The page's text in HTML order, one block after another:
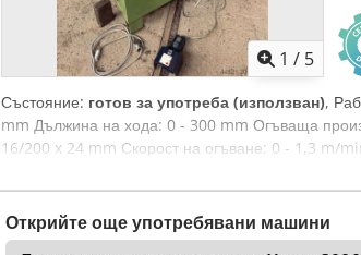
1 / 5
Състояние: готов за употреба (използван),
mm Дължина на хода: 0 - 300 mm Огъваща
16/200 x 24 mm Скорост на огъване: 0 - 1,3 m/
(Д x Ш x В): 1250 x 820 x 1120 mm Dcedex
Открийте още употребявани машини